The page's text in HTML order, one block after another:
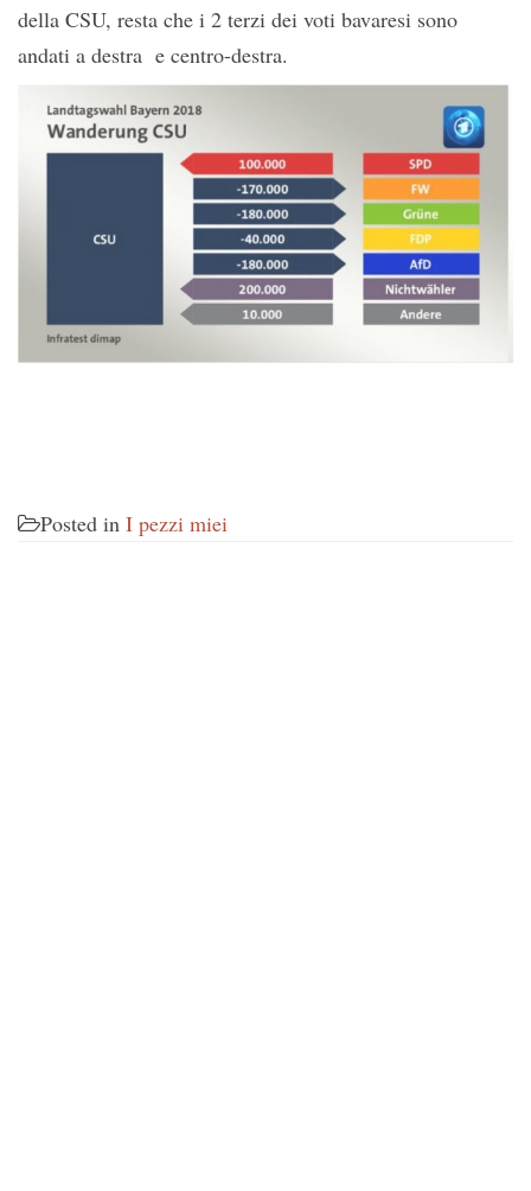
della CSU, resta che i 2 terzi dei voti bavaresi sono
andati a destra e centro-destra.
Posted in I pezzi miei